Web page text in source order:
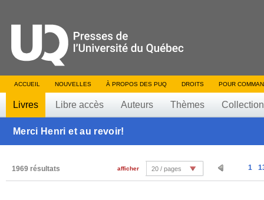
ACCUEIL NOUVELLES À PROPOS DES PUQ DROITS POUR
Livres Libre accès Auteurs Thèmes
Merci Henri et au revoir!
1969 résultats 1
afficher 20 / pages